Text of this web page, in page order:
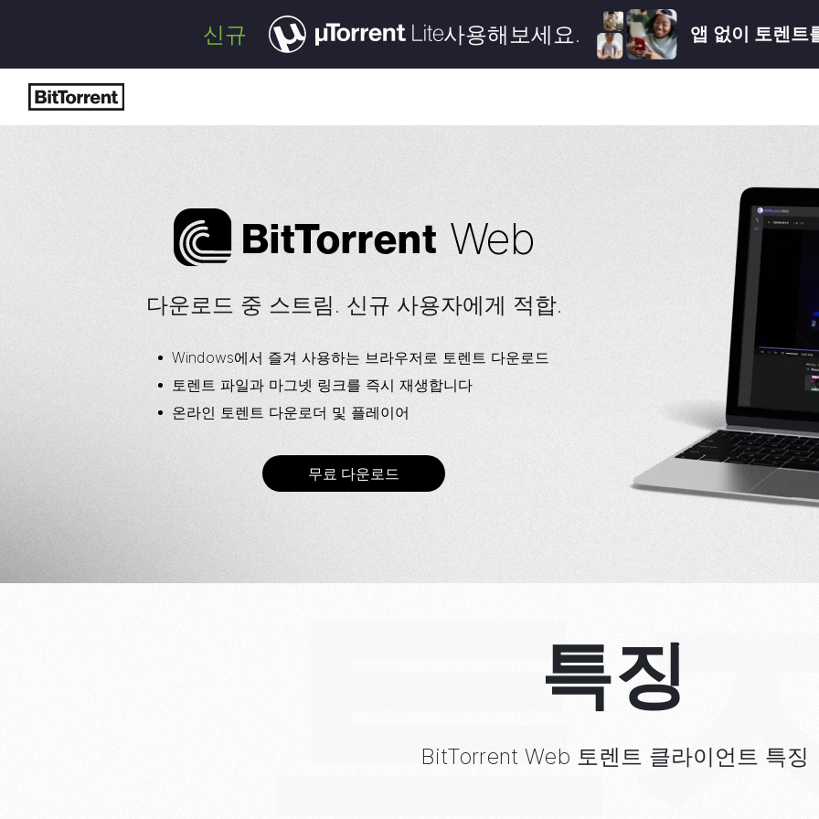
신규 사용해보세요. 앱 없이 토렌트
BitTorrent Web
다운로드 중 스트림. 신규 사용자에게 적합.
Windows에서 즐겨 사용하는 브라우저로 토렌트 다운로드
토렌트 파일과 마그넷 링크를 즉시 재생합니다
온라인 토렌트 다운로더 및 플레이어
무료 다운로드
특징
BitTorrentWeb 토렌트 클라이언트 특징